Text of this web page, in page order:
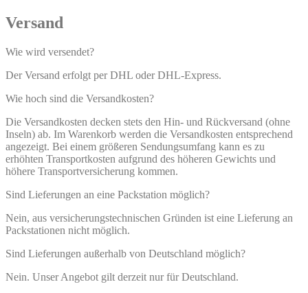
Versand
Wie wird versendet?
Der Versand erfolgt per DHL oder DHL-Express.
Wie hoch sind die Versandkosten?
Die Versandkosten decken stets den Hin- und Rückversand (ohne
Inseln) ab. Im Warenkorb werden die Versandkosten entsprechend
angezeigt. Bei einem größeren Sendungsumfang kann es zu
erhöhten Transportkosten aufgrund des höheren Gewichts und
höhere Transportversicherung kommen.
Sind Lieferungen an eine Packstation möglich?
Nein, aus versicherungstechnischen Gründen ist eine Lieferung an
Packstationen nicht möglich.
Sind Lieferungen außerhalb von Deutschland möglich?
Nein. Unser Angebot gilt derzeit nur für Deutschland.